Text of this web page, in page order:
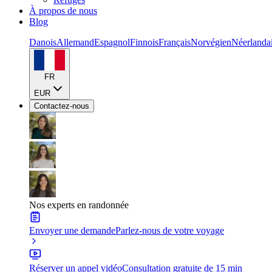
À propos de nous
Blog
DanoisAllemandEspagnolFinnoisFrançaisNorvégien
FR
EUR
Contactez-nous
Nos experts en randonnée
Envoyer une demandeParlez-nous de votre voyage
Réserver un appel vidéoConsultation gratuite de 15 min